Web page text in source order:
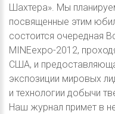
Шахтера». Мы
посвященные этим
состоится очередная
MINEexpo-2012,
США, и
экспозиции мировых
и технологии добычи
Наш журнал примет в